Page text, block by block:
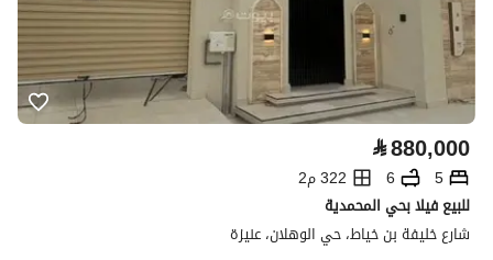
⃁880,000
5
6
322 م2
للبيع فيلا بحي المحمدية
شارع خليفة بن خياط، حي الوهلان، عنيزة